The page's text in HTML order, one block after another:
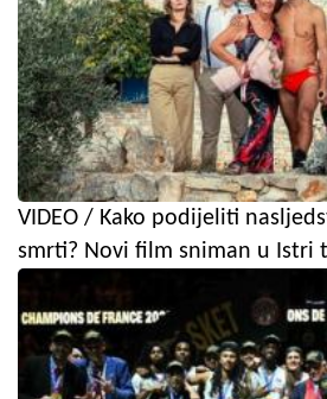
VIDEO / Kako podijeliti
smrti? Novi film sniman u Istri